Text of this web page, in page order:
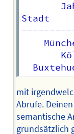
Stadt
mit
Abrufe.
semantische
grundsätzlich